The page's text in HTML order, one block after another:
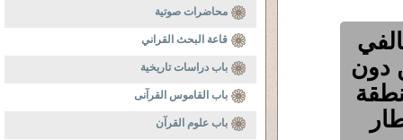
دون
محاضرات صوتية
قاعة البحث القراني
باب دراسات تاريخية
باب القاموس القرآنى
باب علوم القرآن